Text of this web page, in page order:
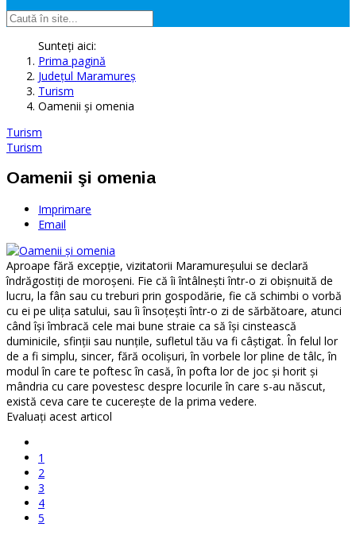
Sunteți aici:
Prima pagină
Judeţul Maramureş
Turism
Oamenii şi omenia
Turism
Turism
Oamenii şi omenia
Imprimare
Email
Aproape fără excepţie, vizitatorii Maramureşului se declară
îndrăgostiţi de moroşeni. Fie că îi întâlneşti într-o zi obişnuită de
lucru, la fân sau cu treburi prin gospodărie, fie că schimbi o vorbă
cu ei pe uliţa satului, sau îi însoţeşti într-o zi de sărbătoare, atunci
când îşi îmbracă cele mai bune straie ca să îşi cinstească
duminicile, sfinţii sau nunţile, sufletul tău va fi câştigat. În felul lor
de a fi simplu, sincer, fără ocolişuri, în vorbele lor pline de tâlc, în
modul în care te poftesc în casă, în pofta lor de joc şi horit şi
mândria cu care povestesc despre locurile în care s-au născut,
există ceva care te cucereşte de la prima vedere.
Evaluaţi acest articol
1
2
3
4
5